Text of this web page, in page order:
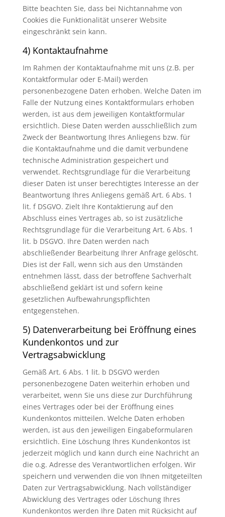
Bitte beachten Sie, dass bei Nichtannahme von
Cookies die Funktionalität unserer Website
eingeschränkt sein kann.
4) Kontaktaufnahme
Im Rahmen der Kontaktaufnahme mit uns (z.B. per
Kontaktformular oder E-Mail) werden
personenbezogene Daten erhoben. Welche Daten im
Falle der Nutzung eines Kontaktformulars erhoben
werden, ist aus dem jeweiligen Kontaktformular
ersichtlich. Diese Daten werden ausschließlich zum
Zweck der Beantwortung Ihres Anliegens bzw. für
die Kontaktaufnahme und die damit verbundene
technische Administration gespeichert und
verwendet. Rechtsgrundlage für die Verarbeitung
dieser Daten ist unser berechtigtes Interesse an der
Beantwortung Ihres Anliegens gemäß Art. 6 Abs. 1
lit. f DSGVO. Zielt Ihre Kontaktierung auf den
Abschluss eines Vertrages ab, so ist zusätzliche
Rechtsgrundlage für die Verarbeitung Art. 6 Abs. 1
lit. b DSGVO. Ihre Daten werden nach
abschließender Bearbeitung Ihrer Anfrage gelöscht.
Dies ist der Fall, wenn sich aus den Umständen
entnehmen lässt, dass der betroffene Sachverhalt
abschließend geklärt ist und sofern keine
gesetzlichen Aufbewahrungspflichten
entgegenstehen.
5) Datenverarbeitung bei Eröffnung eines
Kundenkontos und zur
Vertragsabwicklung
Gemäß Art. 6 Abs. 1 lit. b DSGVO werden
personenbezogene Daten weiterhin erhoben und
verarbeitet, wenn Sie uns diese zur Durchführung
eines Vertrages oder bei der Eröffnung eines
Kundenkontos mitteilen. Welche Daten erhoben
werden, ist aus den jeweiligen Eingabeformularen
ersichtlich. Eine Löschung Ihres Kundenkontos ist
jederzeit möglich und kann durch eine Nachricht an
die o.g. Adresse des Verantwortlichen erfolgen. Wir
speichern und verwenden die von Ihnen mitgeteilten
Daten zur Vertragsabwicklung. Nach vollständiger
Abwicklung des Vertrages oder Löschung Ihres
Kundenkontos werden Ihre Daten mit Rücksicht auf